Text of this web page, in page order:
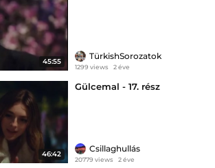
45:55
TürkishSorozatok
1299 views 2 éve
46:42
Gülcemal - 17. rész
Csillaghullás
20779 views 2 éve